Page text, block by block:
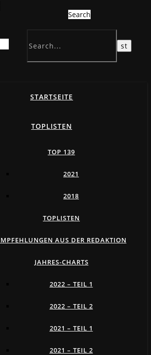
Search
STARTSEITE
TOPLISTEN
TOP 139
2021
2018
TOPLISTEN
AUS DER REDAKTION
JAHRES-CHARTS
2022 – TEIL 1
2022 – TEIL 2
2021 – TEIL 1
2021 – TEIL 2